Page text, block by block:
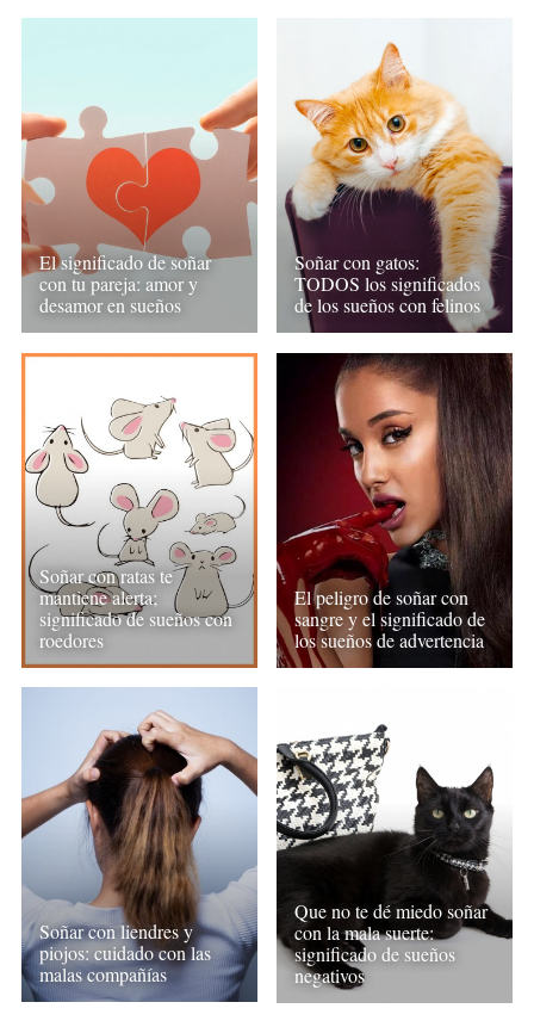
El significado de soñar
con tu pareja: amor y
desamor en sueños
Soñar con gatos:
TODOS los significados
de los sueños con felinos
Soñar con ratas te
mantiene alerta;
significado de sueños con
roedores
El peligro de soñar con
sangre y el significado de
los sueños de advertencia
Soñar con liendres y
piojos: cuidado con las
malas compañías
Que no te dé miedo soñar
con la mala suerte:
significado de sueños
negativos